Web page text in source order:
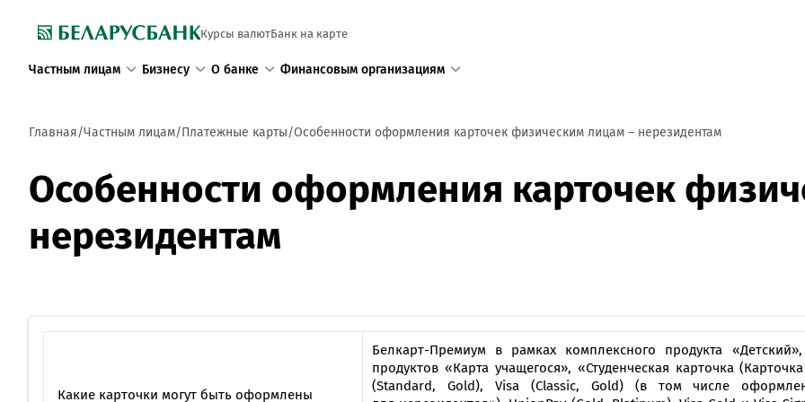
Курсы валютБанк на карте
Частным лицам Бизнесу О банке Финансовым организациям
Режим
пн—пт
сб—вс
Главная Частным лицам Платежные карты Особенности оформления карточек физическим лицам – нерезидентам
Особенности оформления карточек
нерезидентам
Какие карточки могут быть оформлены
Белкарт-Премиум в рамках комплексного продукта
продуктов «Карта учащегося», «Студенческая карточка
(Standard, Gold), Visa (Classic, Gold) (в том числе